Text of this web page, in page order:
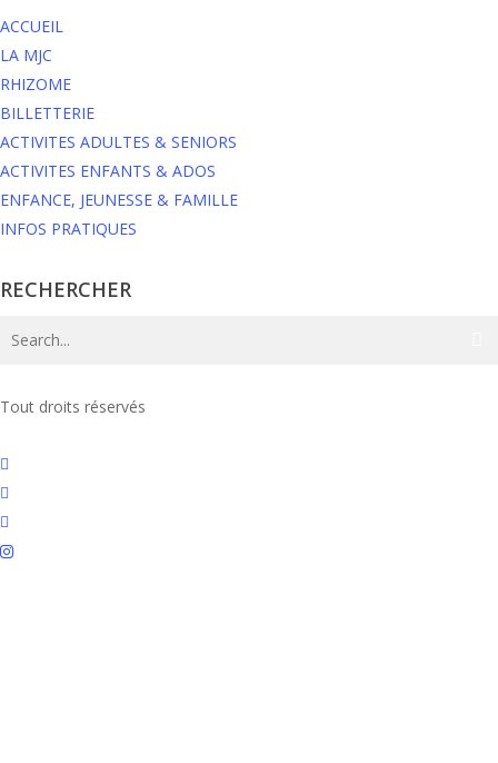
ACCUEIL
LA MJC
RHIZOME
BILLETTERIE
ACTIVITES ADULTES & SENIORS
ACTIVITES ENFANTS & ADOS
ENFANCE, JEUNESSE & FAMILLE
INFOS PRATIQUES
RECHERCHER
Tout droits réservés